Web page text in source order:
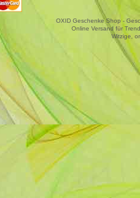
OXID Geschenke Shop -
Online Versand für
Witzige,